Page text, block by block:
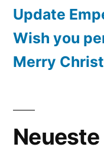
Update
Wish you
Merry